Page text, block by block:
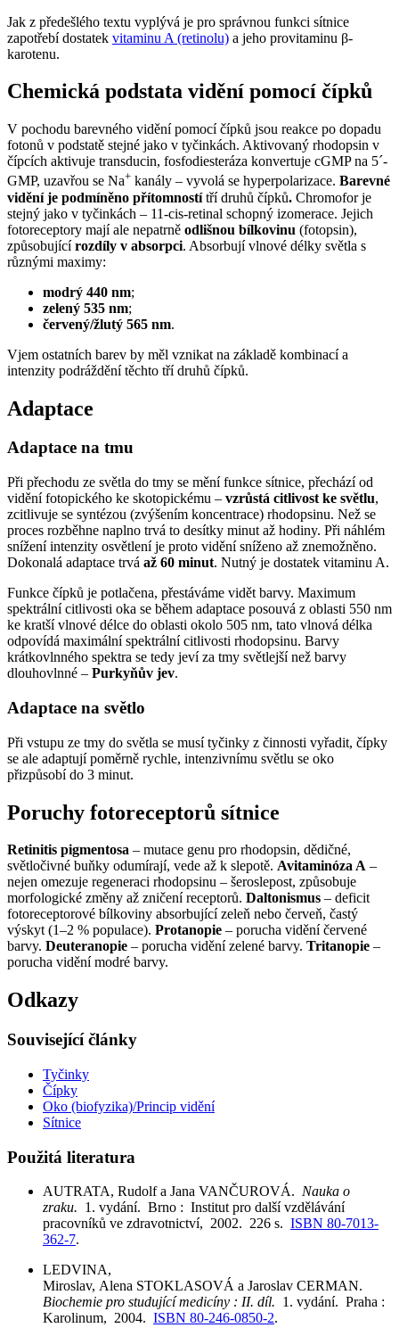
Jak z předešlého textu vyplývá je pro správnou funkci sítnice
zapotřebí dostatek vitaminu A (retinolu) a jeho provitaminu β-
karotenu.
Chemická podstata vidění pomocí čípků
V pochodu barevného vidění pomocí čípků jsou reakce po dopadu
fotonů v podstatě stejné jako v tyčinkách. Aktivovaný rhodopsin v
čípcích aktivuje transducin, fosfodiesteráza konvertuje cGMP na 5´-
GMP, uzavřou se Na+ kanály – vyvolá se hyperpolarizace. Barevné
vidění je podmíněno přítomnostítří druhů čípků. Chromofor je
stejný jako v tyčinkách – 11-cis-retinal schopný izomerace. Jejich
fotoreceptory mají ale nepatrně odlišnou bílkovinu (fotopsin),
způsobujícírozdíly v absorpci. Absorbují vlnové délky světla s
různými maximy:
modrý 440 nm;
zelený 535 nm;
červený/žlutý 565 nm.
Vjem ostatních barev by měl vznikat na základě kombinací a
intenzity podráždění těchto tří druhů čípků.
Adaptace
Adaptace na tmu
Při přechodu ze světla do tmy se mění funkce sítnice, přechází od
vidění fotopického ke skotopickému – vzrůstá citlivost ke světlu,
zcitlivuje se syntézou (zvýšením koncentrace) rhodopsinu. Než se
proces rozběhne naplno trvá to desítky minut až hodiny. Při náhlém
snížení intenzity osvětlení je proto vidění sníženo až znemožněno.
Dokonalá adaptace trvá až 60 minut. Nutný je dostatek vitaminu A.
Funkce čípků je potlačena, přestáváme vidět barvy. Maximum
spektrální citlivosti oka se během adaptace posouvá z oblasti 550 nm
ke kratší vlnové délce do oblasti okolo 505 nm, tato vlnová délka
odpovídá maximální spektrální citlivosti rhodopsinu. Barvy
krátkovlnného spektra se tedy jeví za tmy světlejší než barvy
dlouhovlnné – Purkyňův jev.
Adaptace na světlo
Při vstupu ze tmy do světla se musí tyčinky z činnosti vyřadit, čípky
se ale adaptují poměrně rychle, intenzivnímu světlu se oko
přizpůsobí do 3 minut.
Poruchy fotoreceptorů sítnice
Retinitis pigmentosa – mutace genu pro rhodopsin, dědičné,
světločivné buňky odumírají, vede až k slepotě. Avitaminóza A –
nejen omezuje regeneraci rhodopsinu – šeroslepost, způsobuje
morfologické změny až zničení receptorů. Daltonismus – deficit
fotoreceptorové bílkoviny absorbující zeleň nebo červeň, častý
výskyt (1–2 % populace). Protanopie – porucha vidění červené
barvy. Deuteranopie – porucha vidění zelené barvy. Tritanopie –
porucha vidění modré barvy.
Odkazy
Související články
Tyčinky
Čípky
Oko (biofyzika)/Princip vidění
Sítnice
Použitá literatura
AUTRATA, Rudolf a Jana VANČUROVÁ. Nauka o
zraku. 1. vydání. Brno : Institut pro další vzdělávání
pracovníků ve zdravotnictví, 2002. 226 s. ISBN 80-7013-
362-7.
LEDVINA,
Miroslav, Alena STOKLASOVÁ a Jaroslav CERMAN.
Biochemie pro studující medicíny : II. díl. 1. vydání. Praha :
Karolinum, 2004. ISBN 80-246-0850-2.